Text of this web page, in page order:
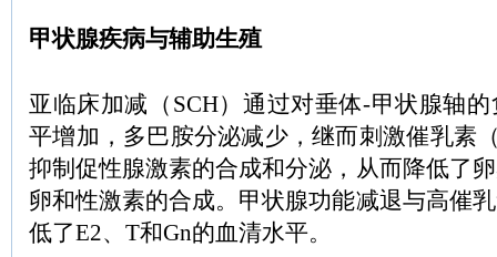
甲状腺疾病与辅助生殖
亚临床加减（SCH）通过对垂体-甲状腺轴
平增加，多巴胺分泌减少，继而刺激催乳素
抑制促性腺激素的合成和分泌，从而降低了
卵和性激素的合成。甲状腺功能减退与高催
低了E2、T和Gn的血清水平。